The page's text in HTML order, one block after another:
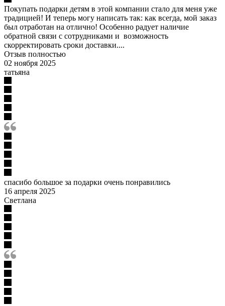
Покупать подарки детям в этой компании стало для меня уже
традицией! И теперь могу написать так: как всегда, мой заказ
был отработан на отлично! Особенно радует наличие
обратной связи с сотрудниками и возможность
скорректировать сроки доставки....
Отзыв полностью
02 ноября 2025
татьяна
спасибо большое за подарки очень понравились
16 апреля 2025
Светлана